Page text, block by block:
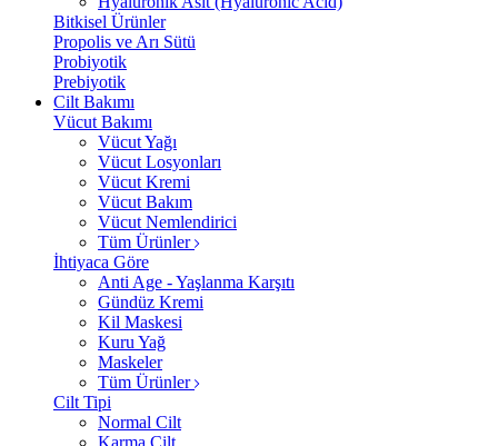
Bitkisel Ürünler
Propolis ve Arı Sütü
Probiyotik
Prebiyotik
Cilt Bakımı
Vücut Bakımı
Vücut Yağı
Vücut Losyonları
Vücut Kremi
Vücut Bakım
Vücut Nemlendirici
Tüm Ürünler
İhtiyaca Göre
Anti Age - Yaşlanma Karşıtı
Gündüz Kremi
Kil Maskesi
Kuru Yağ
Maskeler
Tüm Ürünler
Cilt Tipi
Normal Cilt
Karma Cilt